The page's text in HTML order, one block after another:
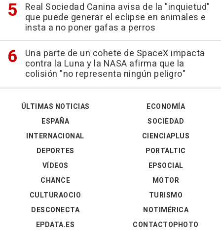
Real Sociedad Canina avisa de la "inquietud"
que puede generar el eclipse en animales e
insta a no poner gafas a perros
Una parte de un cohete de SpaceX impacta
contra la Luna y la NASA afirma que la
colisión "no representa ningún peligro"
ÚLTIMAS NOTICIAS
ESPAÑA
INTERNACIONAL
DEPORTES
VÍDEOS
ECONOMÍA
SOCIEDAD
CIENCIAPLUS
PORTALTIC
EPSOCIAL
CHANCE
CULTURAOCIO
DESCONECTA
EPDATA.ES
MOTOR
TURISMO
NOTIMÉRICA
CONTACTOPHOTO